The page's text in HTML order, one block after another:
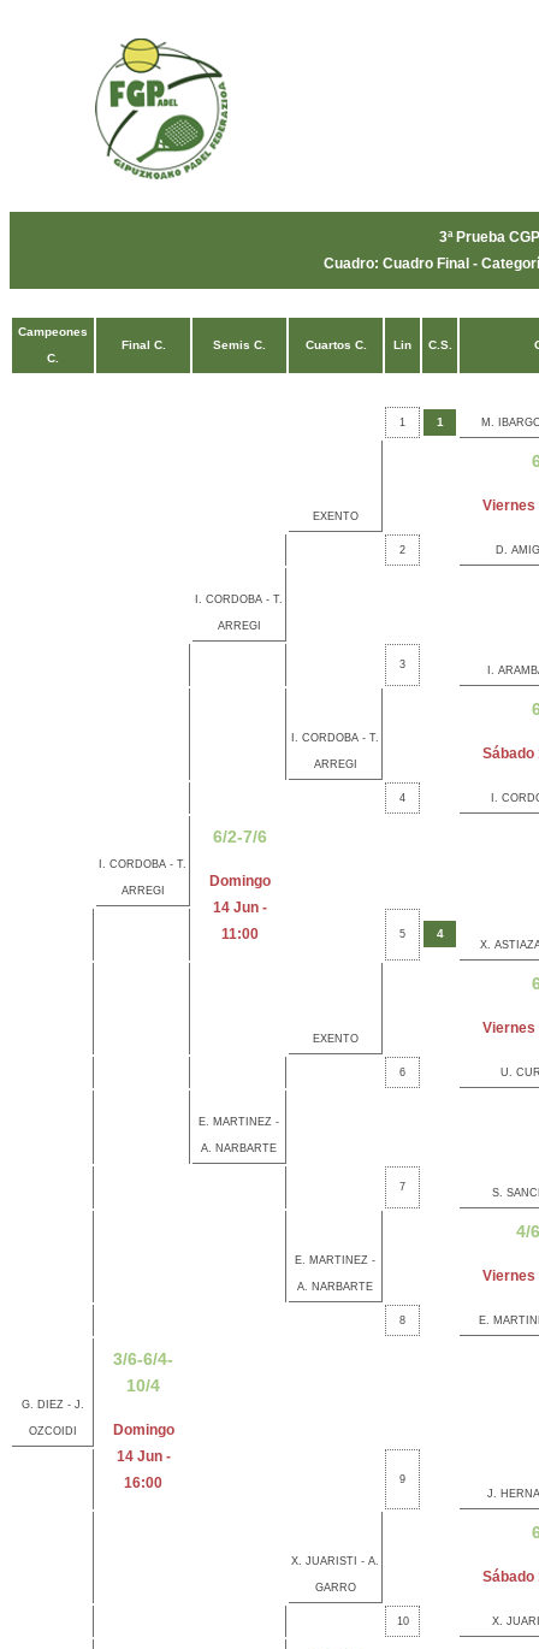
3ª Prueba
Cuadro: Cuadro Final -
Campeones
C.
Final C. Semis C. Cuartos C. Lin C.S.
1 1 M.
EXENTO
Viernes
2 D.
I. CORDOBA - T.
ARREGI
3 I.
I. CORDOBA - T.
ARREGI
Sábado
4 I.
I. CORDOBA - T.
ARREGI
6/2-7/6
Domingo
14 Jun -
11:00
5 4
X.
EXENTO
Viernes
6 U.
E. MARTINEZ -
A. NARBARTE
7 S.
E. MARTINEZ -
A. NARBARTE
4/
Viernes
8 E.
G. DIEZ - J.
OZCOIDI
3/6-6/4-
10/4
Domingo
14 Jun -
16:00
9
J.
X. JUARISTI - A.
GARRO
Sábado
10 X.